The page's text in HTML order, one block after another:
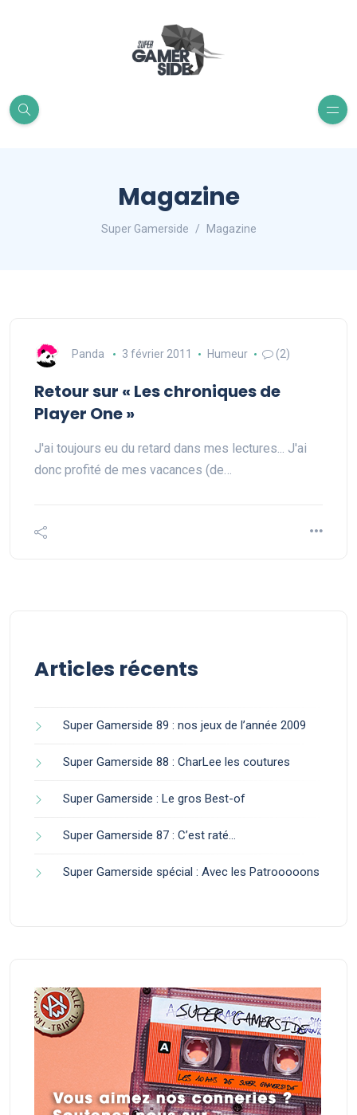
Magazine
Super Gamerside Magazine
Panda 3 février 2011 Humeur (2)
Retour sur « Les chroniques de
Player One »
J'ai toujours eu du retard dans mes lectures... J'ai
donc profité de mes vacances (de…
Articles récents
Super Gamerside 89 : nos jeux de l’année 2009
Super Gamerside 88 : CharLee les coutures
Super Gamerside : Le gros Best-of
Super Gamerside 87 : C’est raté…
Super Gamerside spécial : Avec les Patrooooons